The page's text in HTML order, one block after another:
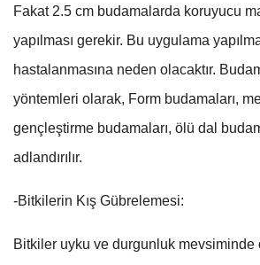
Fakat 2.5 cm budamalarda koruyucu
yapılması gerekir. Bu uygulama
hastalanmasına neden olacaktır.
yöntemleri olarak, Form budamaları,
gençleştirme budamaları, ölü dal
adlandırılır.
-Bitkilerin Kış Gübrelemesi:
Bitkiler uyku ve durgunluk